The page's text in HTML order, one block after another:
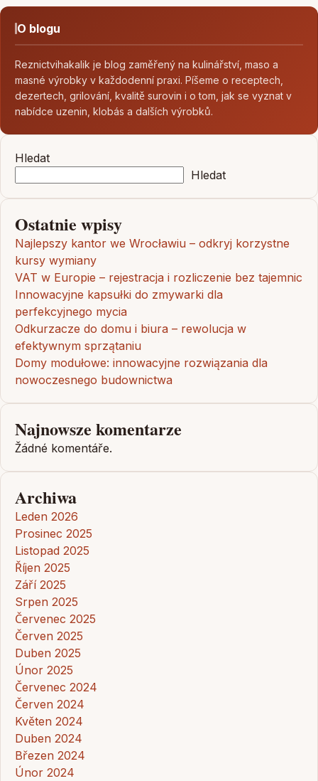
O blogu
Reznictvihakalik je blog zaměřený na kulinářství, maso a
masné výrobky v každodenní praxi. Píšeme o receptech,
dezertech, grilování, kvalitě surovin i o tom, jak se vyznat v
nabídce uzenin, klobás a dalších výrobků.
Hledat
Hledat
Ostatnie wpisy
Najlepszy kantor we Wrocławiu – odkryj korzystne
kursy wymiany
VAT w Europie – rejestracja i rozliczenie bez tajemnic
Innowacyjne kapsułki do zmywarki dla
perfekcyjnego mycia
Odkurzacze do domu i biura – rewolucja w
efektywnym sprzątaniu
Domy modułowe: innowacyjne rozwiązania dla
nowoczesnego budownictwa
Najnowsze komentarze
Žádné komentáře.
Archiwa
Leden 2026
Prosinec 2025
Listopad 2025
Říjen 2025
Září 2025
Srpen 2025
Červenec 2025
Červen 2025
Duben 2025
Únor 2025
Červenec 2024
Červen 2024
Květen 2024
Duben 2024
Březen 2024
Únor 2024